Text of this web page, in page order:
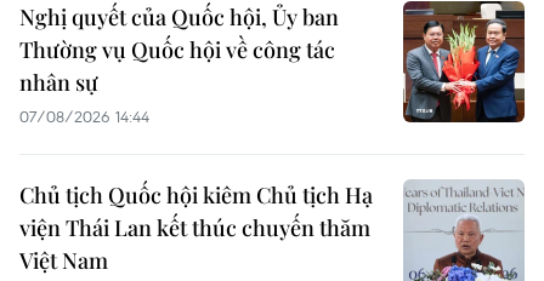
Nghị quyết của Quốc hội, Ủy ban
Thường vụ Quốc hội về công tác
nhân sự
07/08/2026 14:44
Chủ tịch Quốc hội kiêm Chủ tịch Hạ
viện Thái Lan kết thúc chuyến thăm
Việt Nam